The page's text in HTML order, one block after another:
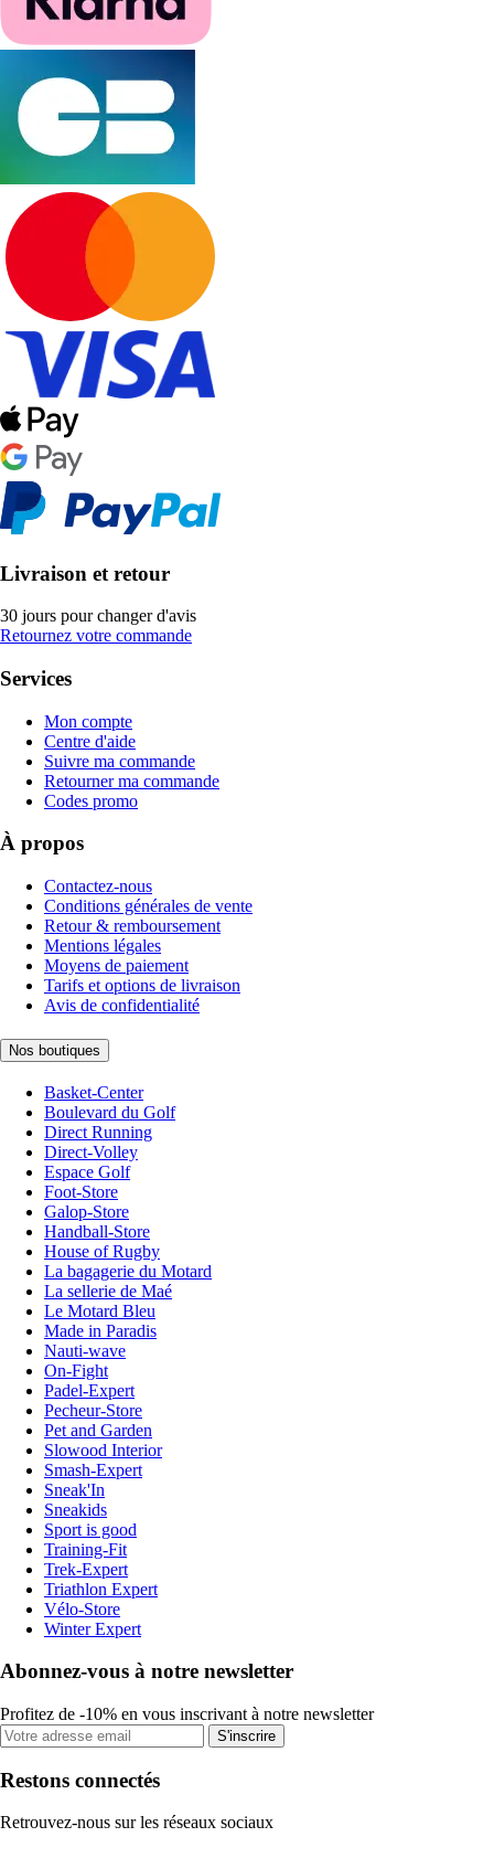
Livraison et retour
30 jours pour changer d'avis
Retournez votre commande
Services
Mon compte
Centre d'aide
Suivre ma commande
Retourner ma commande
Codes promo
À propos
Contactez-nous
Conditions générales de vente
Retour & remboursement
Mentions légales
Moyens de paiement
Tarifs et options de livraison
Avis de confidentialité
Nos boutiques
Basket-Center
Boulevard du Golf
Direct Running
Direct-Volley
Espace Golf
Foot-Store
Galop-Store
Handball-Store
House of Rugby
La bagagerie du Motard
La sellerie de Maé
Le Motard Bleu
Made in Paradis
Nauti-wave
On-Fight
Padel-Expert
Pecheur-Store
Pet and Garden
Slowood Interior
Smash-Expert
Sneak'In
Sneakids
Sport is good
Training-Fit
Trek-Expert
Triathlon Expert
Vélo-Store
Winter Expert
Abonnez-vous à notre newsletter
Profitez de -10% en vous inscrivant à notre newsletter
S'inscrire
Restons connectés
Retrouvez-nous sur les réseaux sociaux